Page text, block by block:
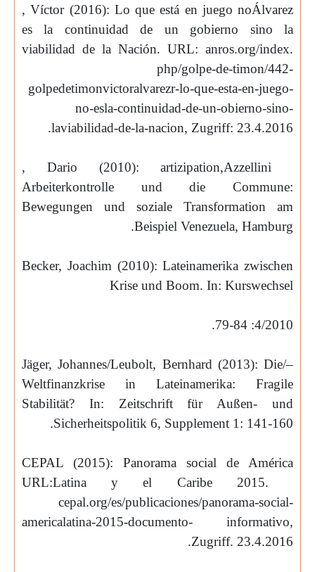
Álvarez
,Víctor (2016):Lo que está enjuego no
es lacontinuidad deun gobierno sino
la
viabilidad de laNación . URL: anros.org/index.
php/golpe-de-timon/442-
golpedetimonvictoralvarezr-lo-que-esta-en-juego-
no-esla-continuidad-de-un-obierno-sino-
laviabilidad-de-la-nacion, Zugriff: 23.4.2016
.
Azzellini
, Dario (2010):artizipation,
Arbeiterkontrolle und dieCommune
Bewegungen und soziale Transformation am
Beispiel Venezuela, Hamburg
.
Becker, Joachim (2010): Lateinamerika zwischen
Krise und Boom. In: Kurswechsel
4/2010: 79-84.
–/
Jäger, Johannes/Leubolt , Bernhard (2013): Die
Weltfinanzkrise in Lateinamerika: Fragile
Stabilität? In: Zeitschrift für Außen- und
Sicherheitspolitik 6, Supplement 1: 141-160
.
CEPAL (2015): Panoramasocial deAmérica
Latina
y elCaribe 2015.
URL:
cepal.org/es/publicaciones/panorama-social-
americalatina-2015-documento-
informativo,
Zugriff. 23.4.2016
.